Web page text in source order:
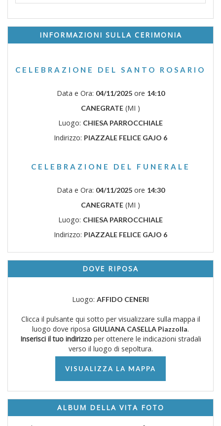
INFORMAZIONI SULLA CERIMONIA
CELEBRAZIONE DEL SANTO ROSARIO
Data e Ora: 04/11/2025ore 14:10
CANEGRATE (MI )
Luogo: CHIESA PARROCCHIALE
Indirizzo: PIAZZALE FELICE GAJO 6
CELEBRAZIONE DEL FUNERALE
Data e Ora: 04/11/2025ore 14:30
CANEGRATE (MI )
Luogo: CHIESA PARROCCHIALE
Indirizzo: PIAZZALE FELICE GAJO 6
DOVE RIPOSA
Luogo: AFFIDO CENERI
Clicca il pulsante qui sotto per visualizzare sulla mappa il
luogo dove riposa GIULIANA CASELLA Piazzolla.
Inserisci il tuo indirizzoper ottenere le indicazioni stradali
verso il luogo di sepoltura.
VISUALIZZA LA MAPPA
ALBUM DELLA VITA FOTO